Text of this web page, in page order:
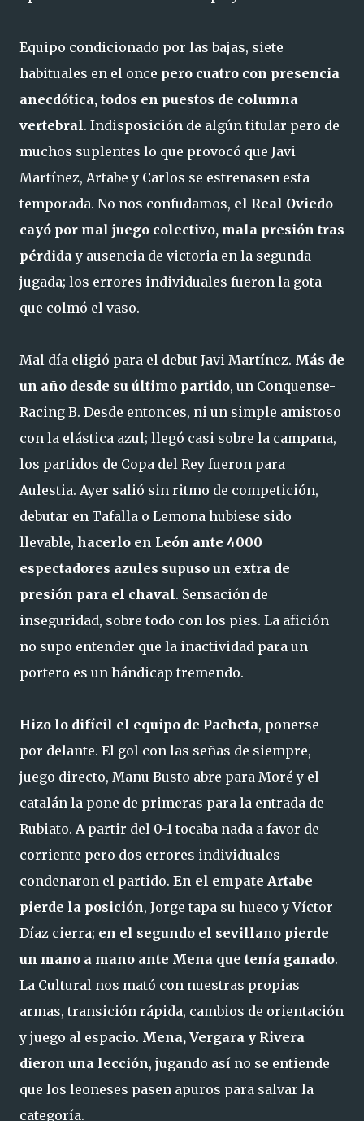
Equipo condicionado por las bajas, siete
habituales en el once pero cuatro con presencia
anecdótica, todos en puestos de columna
vertebral. Indisposición de algún titular pero de
muchos suplentes lo que provocó que Javi
Martínez, Artabe y Carlos se estrenasen esta
temporada. No nos confudamos, el Real Oviedo
cayó por mal juego colectivo, mala presión tras
pérdiday ausencia de victoria en la segunda
jugada; los errores individuales fueron la gota
que colmó el vaso.
Mal día eligió para el debut Javi Martínez. Más de
un año desde su último partido, un Conquense-
Racing B. Desde entonces, ni un simple amistoso
con la elástica azul; llegó casi sobre la campana,
los partidos de Copa del Rey fueron para
Aulestia. Ayer salió sin ritmo de competición,
debutar en Tafalla o Lemona hubiese sido
llevable, hacerlo en León ante 4000
espectadores azules supuso un extra de
presión para el chaval. Sensación de
inseguridad, sobre todo con los pies. La afición
no supo entender que la inactividad para un
portero es un hándicap tremendo.
Hizo lo difícil el equipo de Pacheta, ponerse
por delante. El gol con las señas de siempre,
juego directo, Manu Busto abre para Moré y el
catalán la pone de primeras para la entrada de
Rubiato. A partir del 0-1 tocaba nada a favor de
corriente pero dos errores individuales
condenaron el partido. En el empate Artabe
pierde la posición, Jorge tapa su hueco y Víctor
Díaz cierra; en el segundo el sevillano pierde
un mano a mano ante Mena que tenía ganado.
La Cultural nos mató con nuestras propias
armas, transición rápida, cambios de orientación
y juego al espacio. Mena, Vergara y Rivera
dieron una lección, jugando así no se entiende
que los leoneses pasen apuros para salvar la
categoría.